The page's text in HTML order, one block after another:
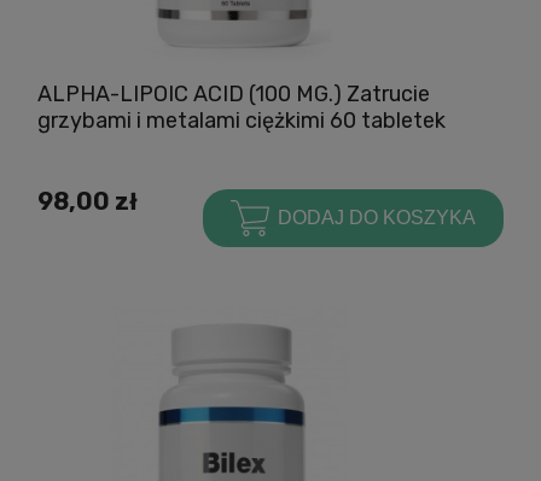
ALPHA-LIPOIC ACID (100 MG.) Zatrucie
grzybami i metalami ciężkimi 60 tabletek
98,00 zł
DODAJ DO KOSZYKA